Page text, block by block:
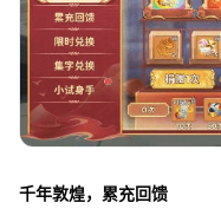
千年敦煌，累充回馈